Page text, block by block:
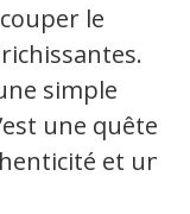
le
simple
une quête
et un